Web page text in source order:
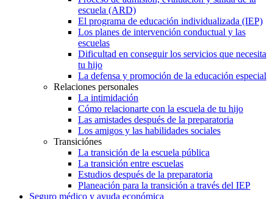
escuela (ARD)
El programa de educación individualizada (IEP)
Los planes de intervención conductual y las
escuelas
Dificultad en conseguir los servicios que necesita
tu hijo
La defensa y promoción de la educación especial
Relaciones personales
La intimidación
Cómo relacionarte con la escuela de tu hijo
Las amistades después de la preparatoria
Los amigos y las habilidades sociales
Transiciónes
La transición de la escuela pública
La transición entre escuelas
Estudios después de la preparatoria
Planeación para la transición a través del IEP
Seguro médico y ayuda económica